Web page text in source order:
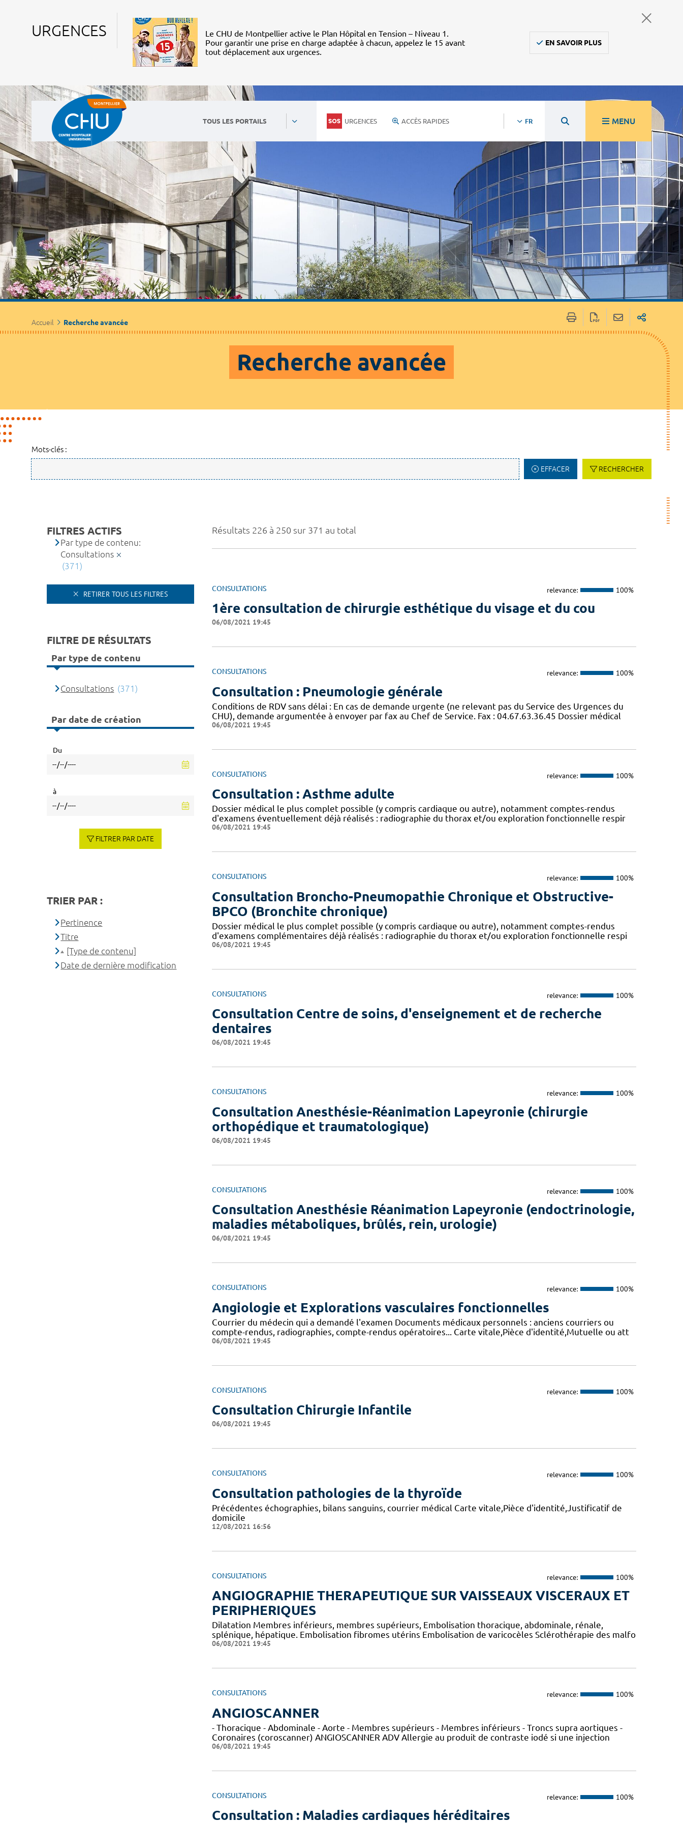
URGENCES
Le CHU de Montpellier active le Plan Hôpital en Tension – Niveau 1.
Pour garantir une prise en charge adaptée à chacun, appelez le 15 avant
tout déplacement aux urgences.
EN SAVOIR PLUS
TOUS LES PORTAILS URGENCES ACCÈS RAPIDES FR MENU
Accueil Recherche avancée
Recherche avancée
Mots-clés :
EFFACER RECHERCHER
Résultats 226 à 250 sur 371 au total
CONSULTATIONS relevance: 100%
1ère consultation de chirurgie esthétique du visage et du cou
06/08/2021 19:45
CONSULTATIONS relevance: 100%
Consultation : Pneumologie générale
Conditions de RDV sans délai : En cas de demande urgente (ne relevant pas du Service des Urgences du
CHU), demande argumentée à envoyer par fax au Chef de Service. Fax : 04.67.63.36.45 Dossier médical
06/08/2021 19:45
CONSULTATIONS relevance: 100%
Consultation : Asthme adulte
Dossier médical le plus complet possible (y compris cardiaque ou autre), notamment comptes-rendus
d'examens éventuellement déjà réalisés : radiographie du thorax et/ou exploration fonctionnelle respir
06/08/2021 19:45
CONSULTATIONS relevance: 100%
Consultation Broncho-Pneumopathie Chronique et Obstructive-
BPCO (Bronchite chronique)
Dossier médical le plus complet possible (y compris cardiaque ou autre), notamment comptes-rendus
d'examens complémentaires déjà réalisés : radiographie du thorax et/ou exploration fonctionnelle respi
06/08/2021 19:45
CONSULTATIONS relevance: 100%
Consultation Centre de soins, d'enseignement et de recherche
dentaires
06/08/2021 19:45
CONSULTATIONS relevance: 100%
Consultation Anesthésie-Réanimation Lapeyronie (chirurgie
orthopédique et traumatologique)
06/08/2021 19:45
CONSULTATIONS relevance: 100%
Consultation Anesthésie Réanimation Lapeyronie (endoctrinologie,
maladies métaboliques, brûlés, rein, urologie)
06/08/2021 19:45
CONSULTATIONS relevance: 100%
Angiologie et Explorations vasculaires fonctionnelles
Courrier du médecin qui a demandé l'examen Documents médicaux personnels : anciens courriers ou
compte-rendus, radiographies, compte-rendus opératoires... Carte vitale,Pièce d'identité,Mutuelle ou att
06/08/2021 19:45
CONSULTATIONS relevance: 100%
Consultation Chirurgie Infantile
06/08/2021 19:45
CONSULTATIONS relevance: 100%
Consultation pathologies de la thyroïde
Précédentes échographies, bilans sanguins, courrier médical Carte vitale,Pièce d'identité,Justificatif de
domicile
12/08/2021 16:56
CONSULTATIONS relevance: 100%
ANGIOGRAPHIE THERAPEUTIQUE SUR VAISSEAUX VISCERAUX ET
PERIPHERIQUES
Dilatation Membres inférieurs, membres supérieurs, Embolisation thoracique, abdominale, rénale,
splénique, hépatique. Embolisation fibromes utérins Embolisation de varicocèles Sclérothérapie des malfo
06/08/2021 19:45
CONSULTATIONS relevance: 100%
ANGIOSCANNER
- Thoracique - Abdominale - Aorte - Membres supérieurs - Membres inférieurs - Troncs supra aortiques -
Coronaires (coroscanner) ANGIOSCANNER ADV Allergie au produit de contraste iodé si une injection
06/08/2021 19:45
CONSULTATIONS relevance: 100%
Consultation : Maladies cardiaques héréditaires
FILTRES ACTIFS
Par type de contenu:
Consultations
(371)
RETIRER TOUS LES FILTRES
FILTRE DE RÉSULTATS
Par type de contenu
Consultations (371)
Par date de création
Du
à
FILTRER PAR DATE
TRIER PAR :
Pertinence
Titre
[Type de contenu]
Date de dernière modification